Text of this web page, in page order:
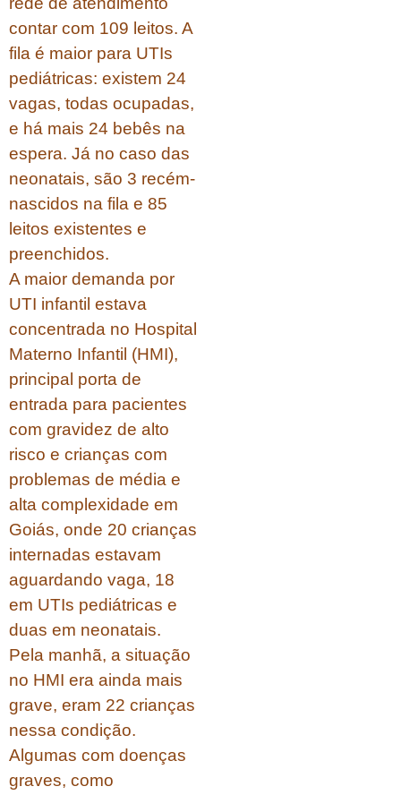
contar com 109 leitos. A
fila é maior para UTIs
pediátricas: existem 24
vagas, todas ocupadas,
e há mais 24 bebês na
espera. Já no caso das
neonatais, são 3 recém-
nascidos na fila e 85
leitos existentes e
preenchidos.
A maior demanda por
UTI infantil estava
concentrada no Hospital
Materno Infantil (HMI),
principal porta de
entrada para pacientes
com gravidez de alto
risco e crianças com
problemas de média e
alta complexidade em
Goiás, onde 20 crianças
internadas estavam
aguardando vaga, 18
em UTIs pediátricas e
duas em neonatais.
Pela manhã, a situação
no HMI era ainda mais
grave, eram 22 crianças
nessa condição.
Algumas com doenças
graves, como